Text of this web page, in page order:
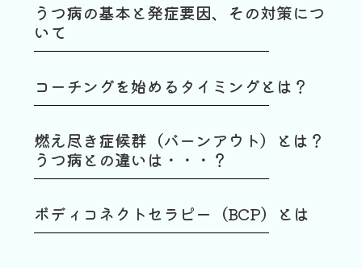
うつ病の基本と発症要因、その対策につ
いて
コーチングを始めるタイミングとは？
燃え尽き症候群（バーンアウト）とは？
うつ病との違いは・・・？
ボディコネクトセラピー（BCP）とは